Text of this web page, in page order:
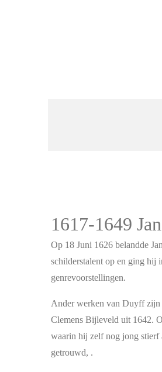
1617-1649
Op 18 Juni 1626 belandde
schilderstalent op en ging hij
genrevoorstellingen.
Ander werken van Duyff zijn
Clemens Bijleveld uit 1642.
waarin hij zelf nog jong stierf
getrouwd, .